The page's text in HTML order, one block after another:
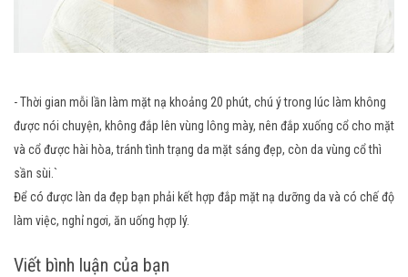
- Thời gian mỗi lần làm mặt nạ khoảng 20 phút, chú ý trong lúc làm không
được nói chuyện, không đắp lên vùng lông mày, nên đắp xuống cổ cho mặt
và cổ được hài hòa, tránh tình trạng da mặt sáng đẹp, còn da vùng cổ thì
sần sùi.`
Để có được làn da đẹp bạn phải kết hợp đắp mặt nạ dưỡng da và có chế độ
làm việc, nghỉ ngơi, ăn uống hợp lý.
Viết bình luận của bạn